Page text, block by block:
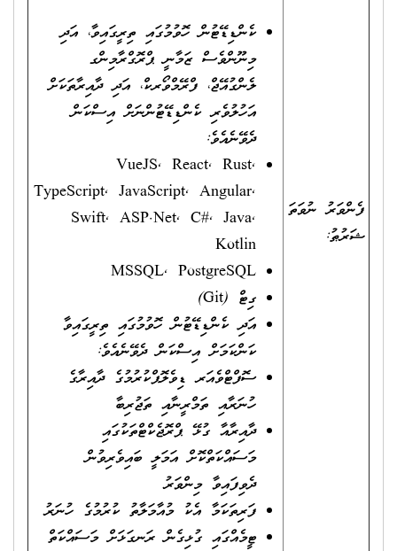
ފެންވަރު ނުވަތަ
ޝަރުޠު:
ކެންޑިޑޭޓުން ހޮވުމުގައި ތިރީގައިވާ، އަދި
މިނޫންވެސް ޒަމާނީ ޕްރޮގްރާމިންގ
ލެންގުއޭޖް، ފްރޭމްވޯރކް، އަދި ދާއިރާތަކަށް
އަހުލުވެރި ކެންޑިޑޭޓުންނަށް އިސްކަން
ދެވޭނެއެވެ:
VueJS, React, Rust,
TypeScript, JavaScript, Angular,
Swift, ASP.Net, C#, Java,
Kotlin
MSSQL, PostgreSQL
ގިޓް (Git)
އަދި ކެންޑިޑޭޓުން ހޮވުމުގައި ތިރީގައިވާ
ކަންކަމަށް އިސްކަން ދެވޭނެއެވެ:
ސޮފްޓްވެއަރ ޑިވެލޮޕްކުރުމުގެ ދާއިރާގެ
ހުނަރާއި ތަމްރީނާއި ތަޖުރިބާ
ދާއިރާއާ ގުޅޭ ޕްރޮޖެކްޓްތަކުގައި
މަސައްކަތްކޮށް އަމަލީ ބައިވެރިވުން
ދެވިފައިވާ މިންވަރު
ފަރިތަކަމާ އެކު މުއާމަލާތު ކުރުމުގެ ހުނަރު
ޓީމެއްގައި ގުޅިގެން ރަނގަޅަށް މަސައްކަތް